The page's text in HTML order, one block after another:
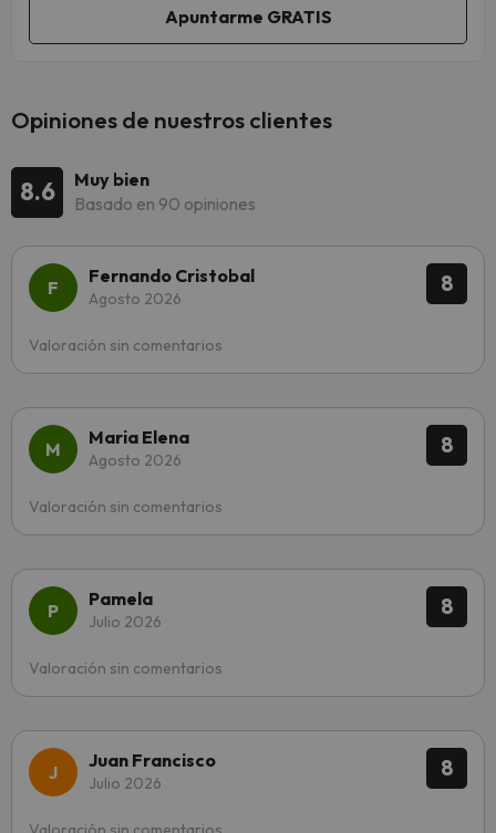
Opiniones de nuestros clientes
8.6
Muy bien
Basado en 90 opiniones
8
Fernando Cristobal
Agosto 2026
Valoración sin comentarios
8
Maria Elena
Agosto 2026
Valoración sin comentarios
8
Pamela
Julio 2026
Valoración sin comentarios
8
Juan Francisco
Julio 2026